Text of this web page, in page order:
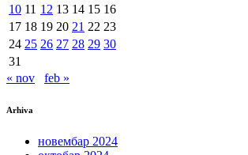
10 11 12 13 14 15 16
17 18 19 20 21 22 23
24 25 26 27 28 29 30
31
« nov
feb »
Arhiva
новембар 2024